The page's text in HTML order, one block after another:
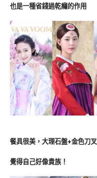
也是一種省錢過乾癮的作用
餐具很美，大理石盤+金色刀叉
覺得自己好像貴族！